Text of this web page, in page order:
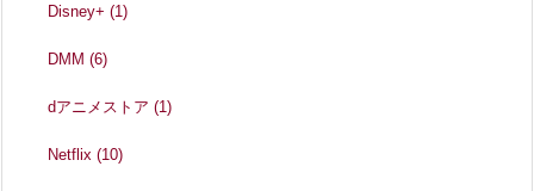
Disney+(1)
DMM(6)
dアニメストア(1)
Netflix(10)